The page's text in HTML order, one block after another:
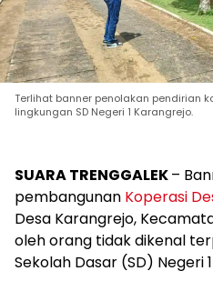
Terlihat banner penolakan pendirian
lingkungan SD Negeri 1 Karangrejo.
SUARA TRENGGALEK–
pembangunan Koperasi
Desa Karangrejo,
oleh orang tidak dikenal
Sekolah Dasar (SD) Negeri